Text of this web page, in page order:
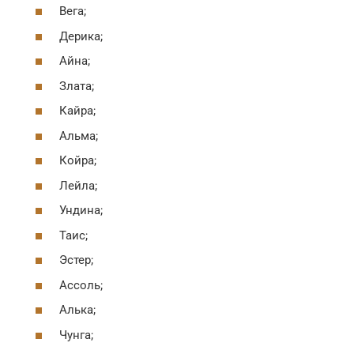
Вега;
Дерика;
Айна;
Злата;
Кайра;
Альма;
Койра;
Лейла;
Ундина;
Таис;
Эстер;
Ассоль;
Алька;
Чунга;